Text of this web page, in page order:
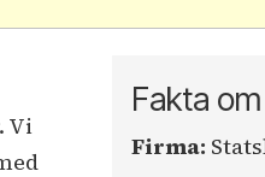
Fakta
Firma:
Vi